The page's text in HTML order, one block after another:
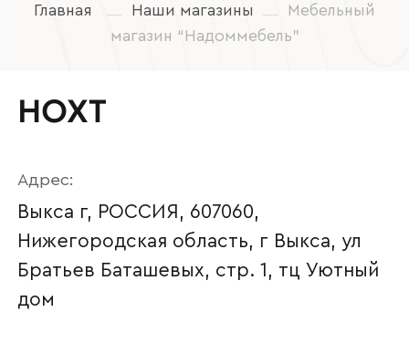
Главная Наши магазины
Мебельный
магазин “Надоммебель”
НОХТ
Адрес:
Выкса г, РОССИЯ, 607060,
Нижегородская область, г Выкса, ул
Братьев Баташевых, стр. 1, тц Уютный
дом